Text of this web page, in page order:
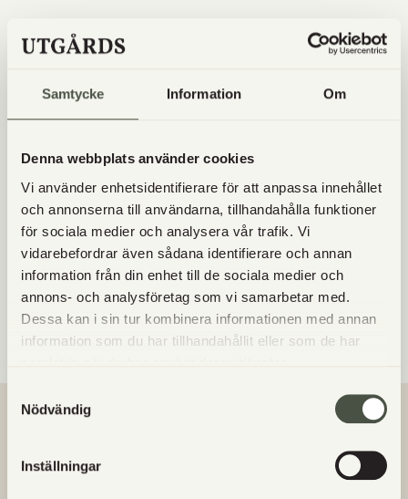
Samtycke Information Om
Denna webbplats använder cookies
Vi använder enhetsidentifierare för att anpassa innehållet
och annonserna till användarna, tillhandahålla funktioner
för sociala medier och analysera vår trafik. Vi
vidarebefordrar även sådana identifierare och annan
information från din enhet till de sociala medier och
annons- och analysföretag som vi samarbetar med.
Dessa kan i sin tur kombinera informationen med annan
information som du har tillhandahållit eller som de har
Nödvändig
Inställningar
Pizzorna bakas på surdeg med mjöl odlat på gården i
en stenugn.
Det går att beställa glutenfattig botten, gjord på
bakas i samma ugn).
___________________________________________________
Varmt Välkommen med din beställning!
Goda drycker, nåt sött eller salt till efterrätt, lördagens
frukostbröd. ägg, yoghurt m.m hittar du samtidigt i
gårdsbutiken.
/Johanna med personal